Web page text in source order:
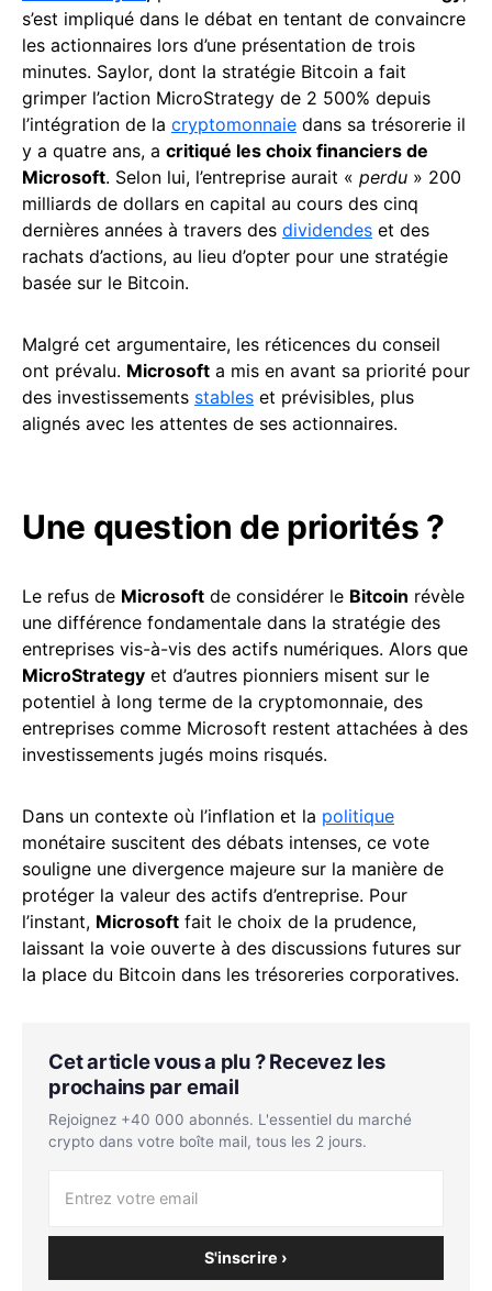
s’est impliqué dans le débat en tentant de convaincre
les actionnaires lors d’une présentation de trois
minutes. Saylor, dont la stratégie Bitcoin a fait
grimper l’action MicroStrategy de 2 500% depuis
l’intégration de la cryptomonnaie dans sa trésorerie il
y a quatre ans, a critiqué les choix financiers de
Microsoft. Selon lui, l’entreprise aurait « perdu » 200
milliards de dollars en capital au cours des cinq
dernières années à travers des dividendes et des
rachats d’actions, au lieu d’opter pour une stratégie
basée sur le Bitcoin.
Malgré cet argumentaire, les réticences du conseil
ont prévalu. Microsoft a mis en avant sa priorité pour
des investissements stables et prévisibles, plus
alignés avec les attentes de ses actionnaires.
Une question de priorités ?
Le refus de Microsoft de considérer le Bitcoin révèle
une différence fondamentale dans la stratégie des
entreprises vis-à-vis des actifs numériques. Alors que
MicroStrategy et d’autres pionniers misent sur le
potentiel à long terme de la cryptomonnaie, des
entreprises comme Microsoft restent attachées à des
investissements jugés moins risqués.
Dans un contexte où l’inflation et la politique
monétaire suscitent des débats intenses, ce vote
souligne une divergence majeure sur la manière de
protéger la valeur des actifs d’entreprise. Pour
l’instant, Microsoft fait le choix de la prudence,
laissant la voie ouverte à des discussions futures sur
la place du Bitcoin dans les trésoreries corporatives.
Cet article vous a plu ? Recevez les
prochains par email
Rejoignez +40 000 abonnés. L'essentiel du marché
crypto dans votre boîte mail, tous les 2 jours.
S'inscrire ›